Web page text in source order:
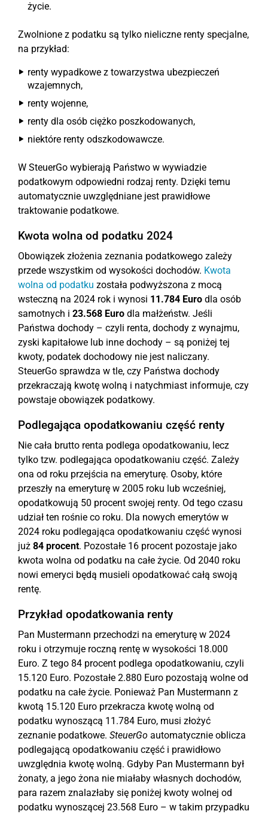
życie.
Zwolnione z podatku są tylko nieliczne renty specjalne,
na przykład:
renty wypadkowe z towarzystwa ubezpieczeń
wzajemnych,
renty wojenne,
renty dla osób ciężko poszkodowanych,
niektóre renty odszkodowawcze.
W SteuerGo wybierają Państwo w wywiadzie
podatkowym odpowiedni rodzaj renty. Dzięki temu
automatycznie uwzględniane jest prawidłowe
traktowanie podatkowe.
Kwota wolna od podatku 2024
Obowiązek złożenia zeznania podatkowego zależy
przede wszystkim od wysokości dochodów. Kwota
wolna od podatku została podwyższona z mocą
wsteczną na 2024 rok i wynosi 11.784 Euro dla osób
samotnych i 23.568 Euro dla małżeństw. Jeśli
Państwa dochody – czyli renta, dochody z wynajmu,
zyski kapitałowe lub inne dochody – są poniżej tej
kwoty, podatek dochodowy nie jest naliczany.
SteuerGo sprawdza w tle, czy Państwa dochody
przekraczają kwotę wolną i natychmiast informuje, czy
powstaje obowiązek podatkowy.
Podlegająca opodatkowaniu część renty
Nie cała brutto renta podlega opodatkowaniu, lecz
tylko tzw. podlegająca opodatkowaniu część. Zależy
ona od roku przejścia na emeryturę. Osoby, które
przeszły na emeryturę w 2005 roku lub wcześniej,
opodatkowują 50 procent swojej renty. Od tego czasu
udział ten rośnie co roku. Dla nowych emerytów w
2024 roku podlegająca opodatkowaniu część wynosi
już 84 procent. Pozostałe 16 procent pozostaje jako
kwota wolna od podatku na całe życie. Od 2040 roku
nowi emeryci będą musieli opodatkować całą swoją
rentę.
Przykład opodatkowania renty
Pan Mustermann przechodzi na emeryturę w 2024
roku i otrzymuje roczną rentę w wysokości 18.000
Euro. Z tego 84 procent podlega opodatkowaniu, czyli
15.120 Euro. Pozostałe 2.880 Euro pozostają wolne od
podatku na całe życie. Ponieważ Pan Mustermann z
kwotą 15.120 Euro przekracza kwotę wolną od
podatku wynoszącą 11.784 Euro, musi złożyć
zeznanie podatkowe. SteuerGo automatycznie oblicza
podlegającą opodatkowaniu część i prawidłowo
uwzględnia kwotę wolną. Gdyby Pan Mustermann był
żonaty, a jego żona nie miałaby własnych dochodów,
para razem znalazłaby się poniżej kwoty wolnej od
podatku wynoszącej 23.568 Euro – w takim przypadku